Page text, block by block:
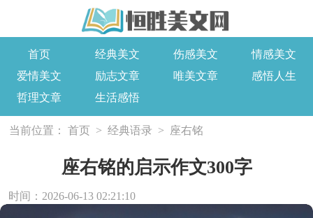
首页 经典美文 伤感美文
情感美文
爱情美文
励志文章 唯美文章
感悟人生
哲理文章
生活感悟
当前位置： 首页 > 经典语录 > 座右铭
座右铭的启示作文300字
时间：2026-06-13 02:21:10